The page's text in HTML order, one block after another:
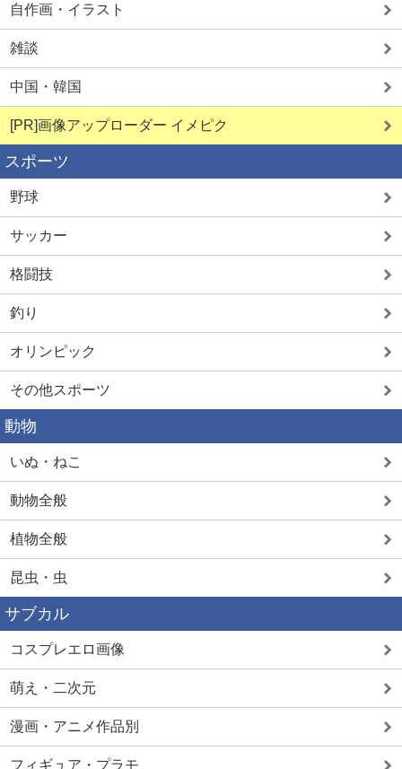
自作画・イラスト
雑談
中国・韓国
[PR]画像アップローダー イメピク
スポーツ
野球
サッカー
格闘技
釣り
オリンピック
その他スポーツ
動物
いぬ・ねこ
動物全般
植物全般
昆虫・虫
サブカル
コスプレエロ画像
萌え・二次元
漫画・アニメ作品別
フィギュア・プラモ